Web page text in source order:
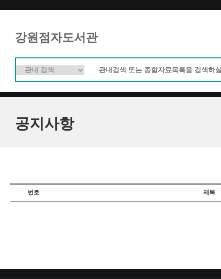
강원점자도서관
공지사항
번호 제목